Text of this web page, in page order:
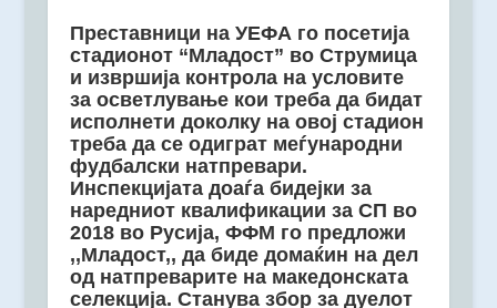
Преставници на УЕФА го посетија
стадионот “Младост” во Струмица
и извршија контрола на условите
за осветлување кои треба да бидат
исполнети доколку на овој стадион
треба да се одиграт меѓународни
фудбалски натпревари.
Инспекцијата доаѓа бидејки за
наредниот квалификации за СП во
2018 во Русија, ФФМ го предложи
,,Младост,, да биде домаќин на дел
од натпреварите на македонската
селекција. Станува збор за дуелот